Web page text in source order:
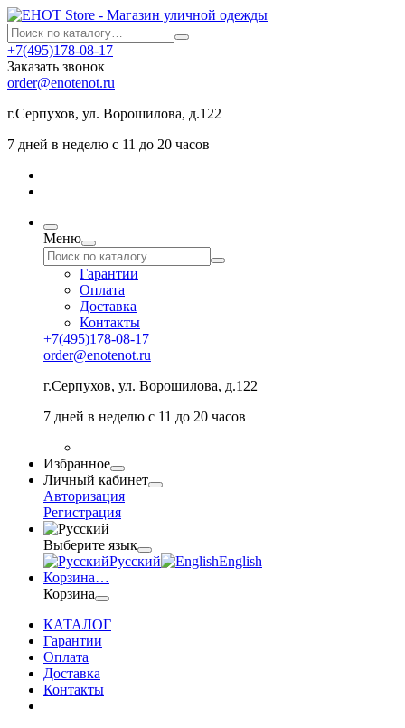
+7(495)178-08-17
Заказать звонок
order@enotenot.ru
г.Серпухов, ул. Ворошилова, д.122
7 дней в неделю с 11 до 20 часов
Меню
Гарантии
Оплата
Доставка
Контакты
+7(495)178-08-17
order@enotenot.ru
г.Серпухов, ул. Ворошилова, д.122
7 дней в неделю с 11 до 20 часов
Избранное
Личный кабинет
Авторизация
Регистрация
Выберите язык
Русский
English
Корзина…
Корзина
КАТАЛОГ
Гарантии
Оплата
Доставка
Контакты